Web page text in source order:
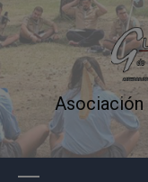
S
k
i
p
t
o
c
o
Asociación